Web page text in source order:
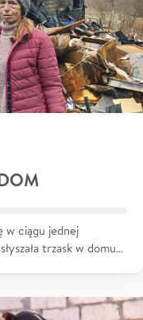
w ciągu jednej
trzask w domu…